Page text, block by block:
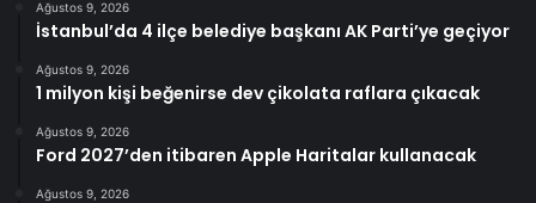
Ağustos 9, 2026
İstanbul’da 4 ilçe belediye başkanı AK Parti’ye geçiyor
Ağustos 9, 2026
1 milyon kişi beğenirse dev çikolata raflara çıkacak
Ağustos 9, 2026
Ford 2027’den itibaren Apple Haritalar kullanacak
Ağustos 9, 2026